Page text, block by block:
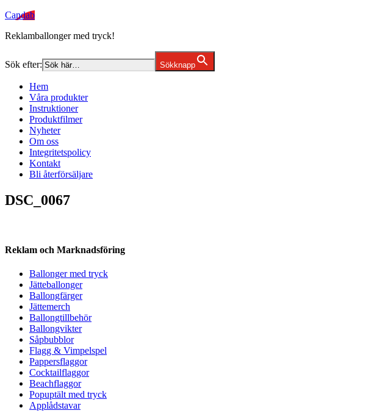
Candab
Reklamballonger med tryck!
Sök efter: Sökknapp
Hem
Våra produkter
Instruktioner
Produktfilmer
Nyheter
Om oss
Integritetspolicy
Kontakt
Bli återförsäljare
DSC_0067
Reklam och Marknadsföring
Ballonger med tryck
Jätteballonger
Ballongfärger
Jättemerch
Ballongtillbehör
Ballongvikter
Såpbubblor
Flagg & Vimpelspel
Pappersflaggor
Cocktailflaggor
Beachflaggor
Popuptält med tryck
Applådstavar